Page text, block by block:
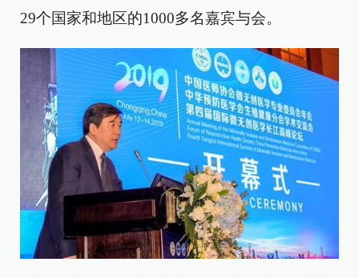
29个国家和地区的1000多名嘉宾与会。